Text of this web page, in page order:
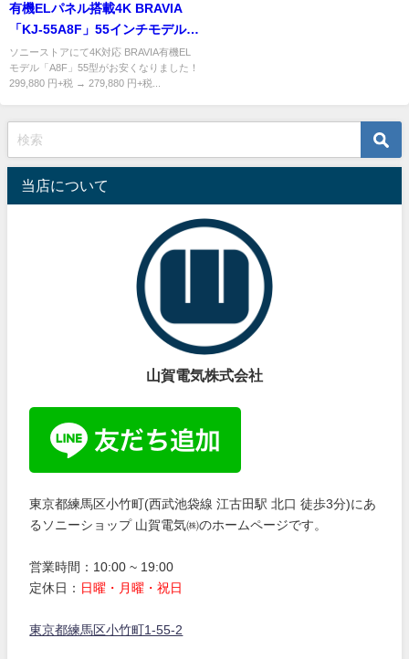
有機ELパネル搭載4K BRAVIA
「KJ-55A8F」55インチモデルが
プライスダウン！今がOLEDデビ
ューのチャンス？？
ソニーストアにて4K対応 BRAVIA有機EL
モデル「A8F」55型がお安くなりました！
299,880 円+税 → 279,880 円+税...
当店について
山賀電気株式会社
東京都練馬区小竹町(西武池袋線 江古田駅 北口 徒歩3分)にあ
るソニーショップ 山賀電気㈱のホームページです。
営業時間：10:00 ~ 19:00
定休日： 日曜・月曜・祝日
東京都練馬区小竹町1-55-2